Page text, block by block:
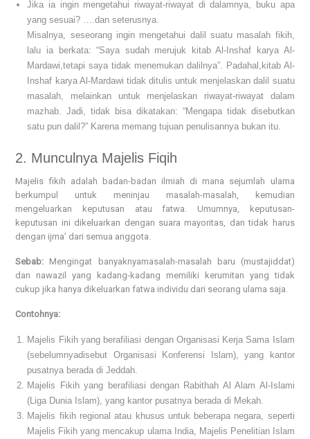
Jika ia ingin mengetahui riwayat-riwayat di dalamnya, buku apa
yang sesuai? ….dan seterusnya.
Misalnya, seseorang ingin mengetahui dalil suatu masalah fikih,
lalu ia berkata: “Saya sudah merujuk kitab Al-Inshaf karya Al-
Mardawi,tetapi saya tidak menemukan dalilnya”. Padahal,kitab Al-
Inshaf karya Al-Mardawi tidak ditulis untuk menjelaskan dalil suatu
masalah, melainkan untuk menjelaskan riwayat-riwayat dalam
mazhab. Jadi, tidak bisa dikatakan: “Mengapa tidak disebutkan
satu pun dalil?” Karena memang tujuan penulisannya bukan itu.
2. Munculnya Majelis Fiqih
Majelis fikih adalah badan-badan ilmiah di mana sejumlah ulama
berkumpul untuk meninjau masalah-masalah, kemudian
mengeluarkan keputusan atau fatwa. Umumnya, keputusan-
keputusan ini dikeluarkan dengan suara mayoritas, dan tidak harus
dengan ijma’ dari semua anggota.
Sebab: Mengingat banyaknyamasalah-masalah baru (mustajiddat)
dan nawazil yang kadang-kadang memiliki kerumitan yang tidak
cukup jika hanya dikeluarkan fatwa individu dari seorang ulama saja.
Contohnya:
Majelis Fikih yang berafiliasi dengan Organisasi Kerja Sama Islam
(sebelumnyadisebut Organisasi Konferensi Islam), yang kantor
pusatnya berada di Jeddah.
Majelis Fikih yang berafiliasi dengan Rabithah Al Alam Al-Islami
(Liga Dunia Islam), yang kantor pusatnya berada di Mekah.
Majelis fikih regional atau khusus untuk beberapa negara, seperti
Majelis Fikih yang mencakup ulama India, Majelis Penelitian Islam